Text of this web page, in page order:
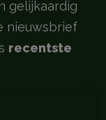
gelijkaardig
nieuwsbrief
recentste